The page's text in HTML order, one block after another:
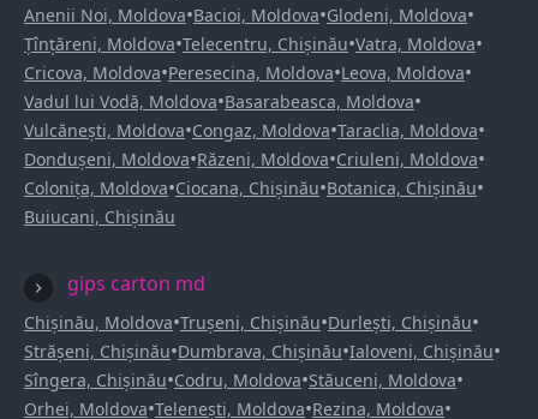
Anenii Noi, Moldova•Bacioi, Moldova•Glodeni, Moldova•
Țînțăreni, Moldova•Telecentru, Chișinău•Vatra, Moldova•
Cricova, Moldova•Peresecina, Moldova•Leova, Moldova•
Vadul lui Vodă, Moldova•Basarabeasca, Moldova•
Vulcănești, Moldova•Congaz, Moldova•Taraclia, Moldova•
Dondușeni, Moldova•Răzeni, Moldova•Criuleni, Moldova•
Colonița, Moldova•Ciocana, Chișinău•Botanica, Chișinău•
Buiucani, Chișinău
gips carton md
Chișinău, Moldova•Trușeni, Chișinău•Durlești, Chișinău•
Strășeni, Chișinău•Dumbrava, Chișinău•Ialoveni, Chișinău•
Sîngera, Chișinău•Codru, Moldova•Stăuceni, Moldova•
Orhei, Moldova•Telenești, Moldova•Rezina, Moldova•